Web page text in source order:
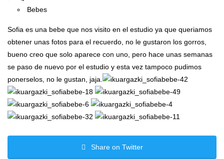
Bebes
Sofia es una bebe que nos visito en el estudio ya que queriamos
obtener unas fotos para el recuerdo, no le gustaron los gorros,
bueno creo que solo aparece con uno, pero hace unas semanas
se paso de nuevo por el estudio y esta vez tampoco pudimos
ponerselos, no le gustan, jaja.
Share on Twitter